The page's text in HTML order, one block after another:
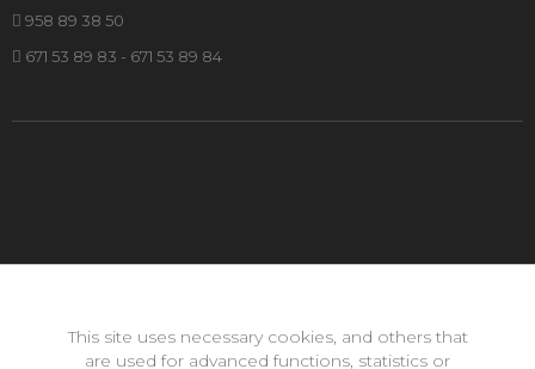
This site uses necessary cookies, and others that
are used for advanced functions, statistics or
958 89 38 50
671 53 89 83 - 671 53 89 84